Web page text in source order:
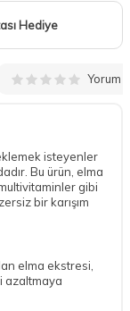
Hediye
Yorum
isteyenler
Bu ürün, elma
gibi
bir karışım
elma ekstresi,
azaltmaya